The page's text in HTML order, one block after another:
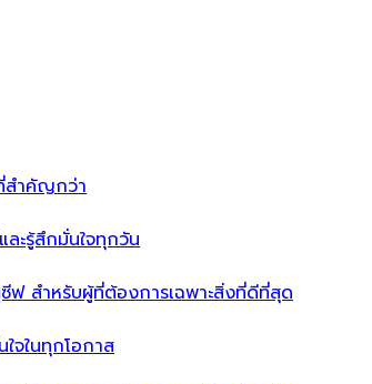
สำคัญกว่า
ะรู้สึกมั่นใจทุกวัน
ฟ สำหรับผู้ที่ต้องการเฉพาะสิ่งที่ดีที่สุด
จในทุกโอกาส